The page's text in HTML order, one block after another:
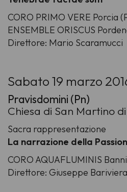
CORO PRIMO VERE Porcia
ENSEMBLE ORISCUS
Direttore: Mario Scaramucci
Sabato 19 marzo
Pravisdomini (Pn)
Chiesa di San Martino
Sacra rappresentazione
La narrazione della
CORO AQUAFLUMINIS
Direttore: Giuseppe Bariviera